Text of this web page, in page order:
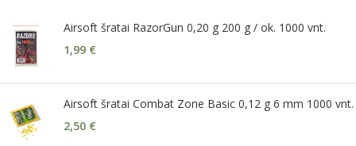
Airsoft šratai RazorGun 0,20 g 200 g / ok. 1000 vnt.
1,99 €
Airsoft šratai Combat Zone Basic 0,12 g 6 mm 1000 vnt.
2,50 €